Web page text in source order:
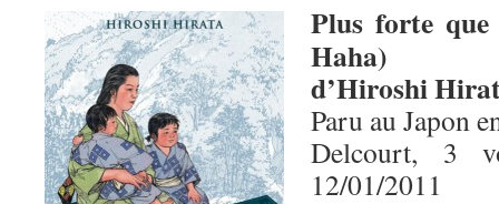
Plus forte
Haha)
d’Hiroshi
Paru au Japon
Delcourt, 3
12/01/2011